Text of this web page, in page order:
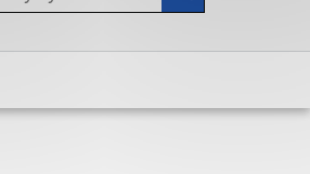
vždy začína